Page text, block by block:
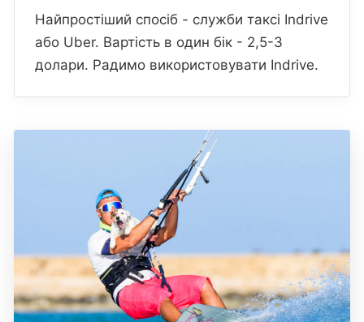
Найпростіший спосіб - служби таксі Indrive
або Uber. Вартість в один бік - 2,5-3
долари. Радимо використовувати Indrive.